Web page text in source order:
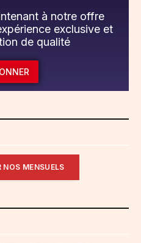
à notre offre
exclusive et
de qualité
NOS MENSUELS